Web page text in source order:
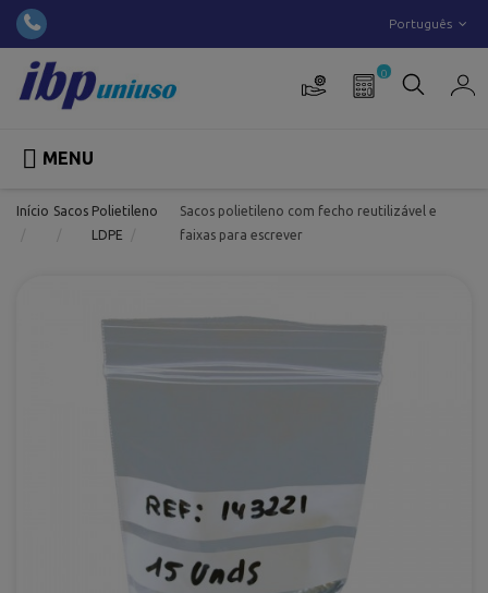
Português
0
 MENU
Início Sacos Polietileno
LDPE
Sacos polietileno com fecho reutilizável e
faixas para escrever